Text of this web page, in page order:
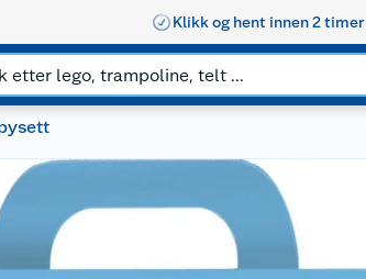
Klikk og hent innen 2 timer